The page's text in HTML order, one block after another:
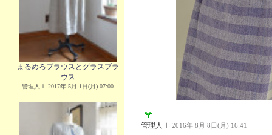
まるめろブラウスとグラスブラ
ウス
管理人Ｉ 2017年 5月 1日(月) 07:00
管理人Ｉ 2016年 8月 8日(月) 16:41